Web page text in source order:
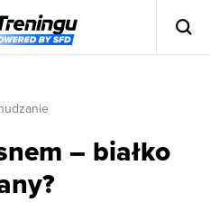
– białko